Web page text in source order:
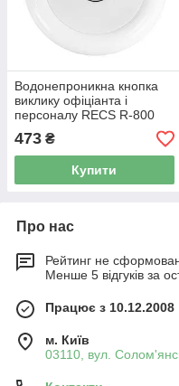
Водонепроникна кнопка
виклику офіціанта і
персоналу RECS R-800
White USA
473 ₴
Купити
Про нас
Рейтинг не
Менше 5 відгуків за
Працює з 10.12.2008
м. Київ
03110, вул.